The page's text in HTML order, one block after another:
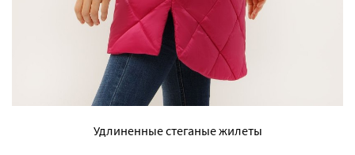
Удлиненные стеганые жилеты